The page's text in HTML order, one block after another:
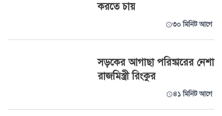
করতে চায়
৩০ মিনিট আগে
সড়কের আগাছা পরিষ্কারের নেশা
রাজমিস্ত্রী রিংকুর
৪১ মিনিট আগে